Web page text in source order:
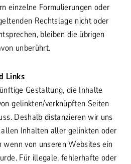
einzelne Formulierungen oder
Rechtslage nicht oder
bleiben die übrigen
unberührt.
Links
Gestaltung, die Inhalte
gelinkten/verknüpften Seiten
Deshalb distanzieren wir uns
Inhalten aller gelinkten oder
von unseren Websites ein
Für illegale, fehlerhafte oder